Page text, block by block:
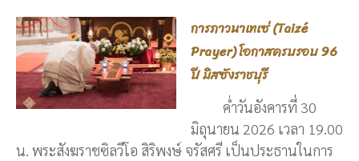
การภาวนาเทเซ่ (Taizé
Prayer) โอกาสครบรอบ 96
ปี มิสซังราชบุรี
ค่ำวันอังคารที่ 30
มิถุนายน 2026 เวลา 19.00
น. พระสังฆราชซิลวีโอ สิริพงษ์ จรัสศรี เป็นประธานในการ